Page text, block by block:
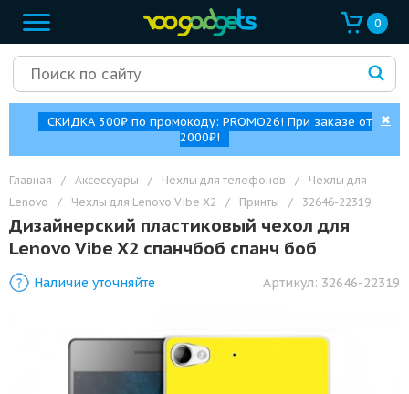
0
СКИДКА 300₽ по промокоду: PROMO26! При заказе от
2000₽!
✖
Главная / Аксессуары / Чехлы для телефонов /
Чехлы для
Lenovo
/ Чехлы для Lenovo Vibe X2 / Принты / 32646-22319
Дизайнерский пластиковый чехол для
Lenovo Vibe X2 спанчбоб спанч боб
Наличие уточняйте Артикул: 32646-22319